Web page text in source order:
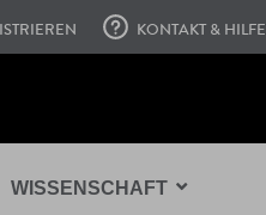
KONTAKT & HILFE
WISSENSCHAFT